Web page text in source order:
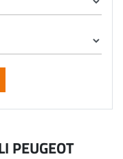
PEUGEOT